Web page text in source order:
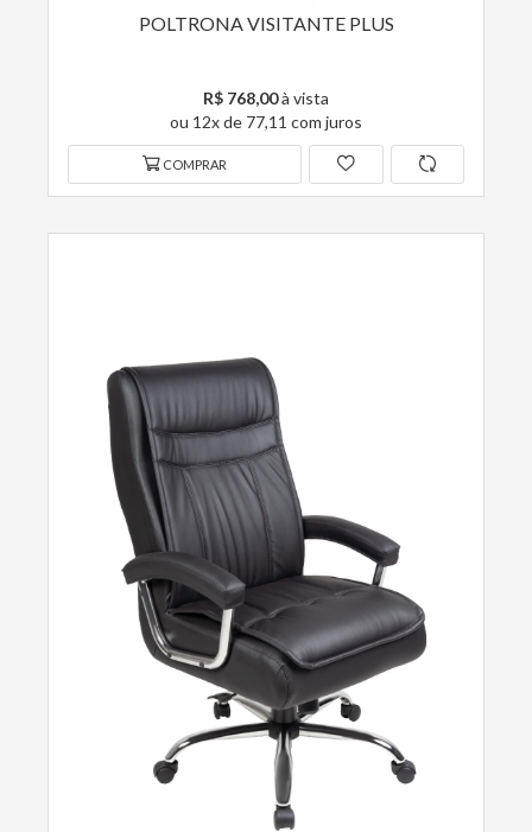
POLTRONA VISITANTE PLUS
R$ 768,00à vista
ou 12x de 77,11 com juros
COMPRAR